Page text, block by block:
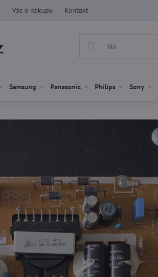
Vše o nákupu Kontakt
Samsung Panasonic Philips Sony